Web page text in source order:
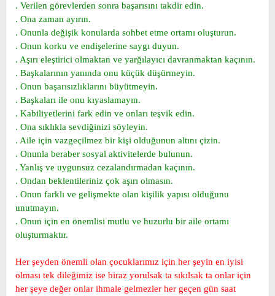
. Verilen görevlerden sonra başarısını takdir edin.
. Ona zaman ayırın.
. Onunla değişik konularda sohbet etme ortamı oluşturun.
. Onun korku ve endişelerine saygı duyun.
. Aşırı eleştirici olmaktan ve yarğılayıcı davranmaktan kaçının.
. Başkalarının yanında onu küçük düşürmeyin.
. Onun başarısızlıklarını büyütmeyin.
. Başkaları ile onu kıyaslamayın.
. Kabiliyetlerini fark edin ve onları teşvik edin.
. Ona sıklıkla sevdiğinizi söyleyin.
. Aile için vazgeçilmez bir kişi olduğunun altını çizin.
. Onunla beraber sosyal aktivitelerde bulunun.
. Yanlış ve uygunsuz cezalandırmadan kaçının.
. Ondan beklentileriniz çok aşırı olmasın.
. Onun farklı ve gelişmekte olan kişilik yapısı olduğunu
unutmayın.
. Onun için en önemlisi mutlu ve huzurlu bir aile ortamı
oluşturmaktır.
Her şeyden önemli olan çocuklarımız için her şeyin en iyisi
olması tek dileğimiz ise biraz yorulsak ta sıkılsak ta onlar için
her şeye değer onlar ihmale gelmezler her geçen gün saat